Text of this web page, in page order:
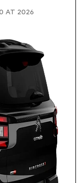
AT 2026